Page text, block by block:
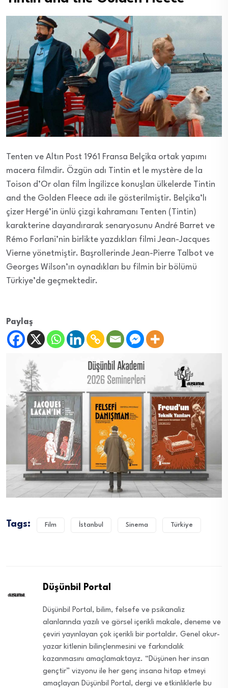
Tenten ve Altın Post 1961 Fransa Belçika ortak yapımı
macera filmdir. Özgün adı Tintin et le mystère de la
Toison d’Or olan film İngilizce konuşlan ülkelerde Tintin
and the Golden Fleece adı ile gösterilmiştir. Belçika’lı
çizer Hergé’in ünlü çizgi kahramanı Tenten (Tintin)
karakterine dayandırarak senaryosunu André Barret ve
Rémo Forlani’nin birlikte yazdıkları filmi Jean-Jacques
Vierne yönetmiştir. Başrollerinde Jean-Pierre Talbot ve
Georges Wilson’ın oynadıkları bu filmin bir bölümü
Türkiye’de geçmektedir.
Paylaş
Tags: Film İstanbul Sinema Türkiye
Düşünbil Portal
Düşünbil Portal, bilim, felsefe ve psikanaliz
alanlarında yazılı ve görsel içerikli makale, deneme ve
çeviri yayınlayan çok içerikli bir portaldır. Genel okur-
yazar kitlenin bilinçlenmesini ve farkındalık
kazanmasını amaçlamaktayız. “Düşünen her insan
gençtir” vizyonu ile her genç insana hitap etmeyi
amaçlayan Düşünbil Portal, dergi ve etkinliklerle bu